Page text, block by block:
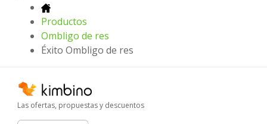
Productos
Ombligo de res
Éxito Ombligo de res
Las ofertas, propuestas y descuentos